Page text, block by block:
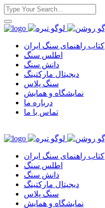
کتاب راهنمای سنگ ایران
اطلس سنگ
دانش سنگ
دیجیتال مارکتینگ
سنگ پلاس
نمایشگاه و همایش
درباره ما
تماس با ما
کتاب راهنمای سنگ ایران
اطلس سنگ
دانش سنگ
دیجیتال مارکتینگ
سنگ پلاس
نمایشگاه و همایش